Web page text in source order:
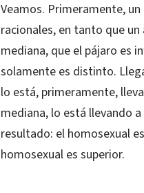
Veamos. Primeramente,
racionales, en tanto que
mediana, que el pájaro es
solamente es distinto.
lo está, primeramente,
mediana, lo está llevando
resultado: el homosexual
homosexual es superior.